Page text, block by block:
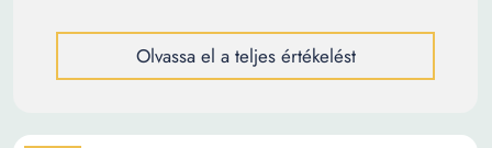
Olvassa el a teljes értékelést